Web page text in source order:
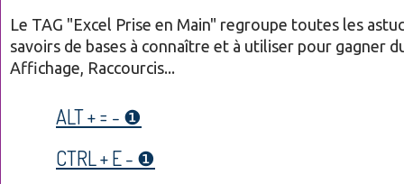
Le TAG "Excel Prise en Main" regroupe toutes les
savoirs de bases à connaître et à utiliser pour gagner
Affichage, Raccourcis...
ALT + = - ❶
CTRL + E - ❶